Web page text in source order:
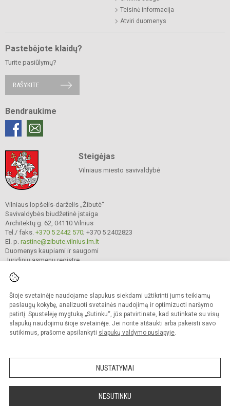
Šioje svetainėje naudojame slapukus siekdami užtikrinti jums teikiamų
paslaugų kokybę, analizuoti svetainės naudojimą ir optimizuoti naršymo
patirtį. Spustelėję mygtuką „Sutinku“, jūs patvirtinate, kad sutinkate su visų
slapukų naudojimu šioje svetainėje. Jei norite atšaukti arba pakeisti savo
sutikimus, prašome apsilankyti slapukų valdymo puslapyje.
NUSTATYMAI
NESUTINKU
Teisinė informacija
Atviri duomenys
Pastebėjote klaidų?
Turite pasiūlymų?
RAŠYKITE
Bendraukime
Steigėjas
Vilniaus miesto savivaldybė
Vilniaus lopšelis-darželis „Žibutė“
Savivaldybės biudžetinė įstaiga
Architektų g. 62, 04110 Vilnius
Tel./ faks. +370 5 2442 570; +370 5 2402823
El. p. rastine@zibute.vilnius.lm.lt
Duomenys kaupiami ir saugomi
Juridinių asmenų registre
© 2025. Vilniaus lopšelis-darželis „Žibutė“. Visos teisės saugomos.
Kopijuoti turinį be raštiško įstaigos administracijos sutikimo griežtai draudžiama.
Prieinamumo paraiška Slapukų valdymas